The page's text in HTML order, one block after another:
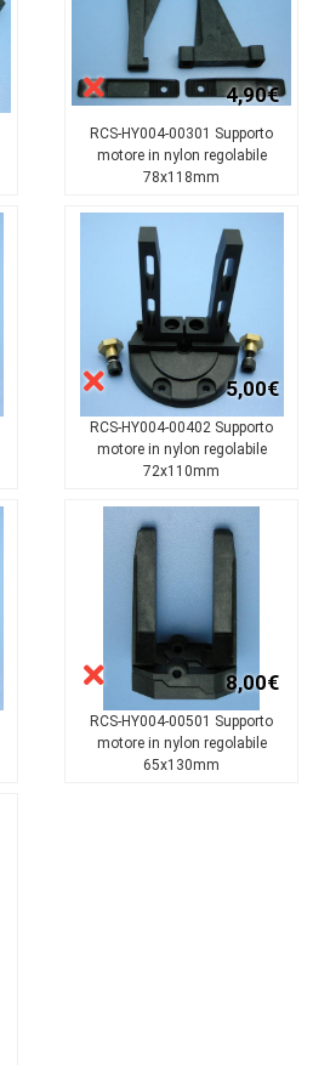
4,90€
RCS-HY004-00301 Supporto
motore in nylon regolabile
78x118mm
5,00€
RCS-HY004-00402 Supporto
motore in nylon regolabile
72x110mm
8,00€
RCS-HY004-00501 Supporto
motore in nylon regolabile
65x130mm